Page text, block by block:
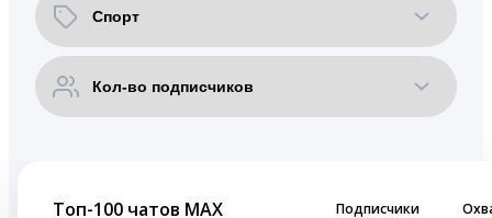
Топ-100 чатов MAX Подписчики